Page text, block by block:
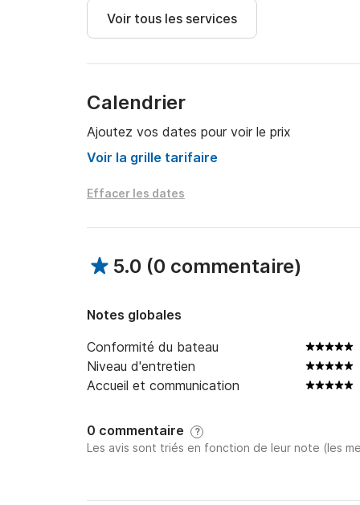
Journée
Calanques du Frioul et Calanques secrètes
Calanques du Frioul
Au delà de 7 passagers 700€
Voir tous les services
Calendrier
Ajoutez vos dates pour voir le prix
Voir la grille tarifaire
Effacer les dates
5.0 (0 commentaire)
Notes globales
Conformité du bateau
Niveau d'entretien
Accueil et communication
0 commentaire ?
Les avis sont triés en fonction de leur note (les